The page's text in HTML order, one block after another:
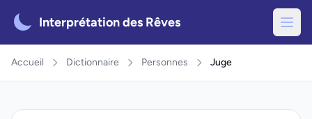
Interprétation des Rêves
Accueil Dictionnaire Personnes Juge